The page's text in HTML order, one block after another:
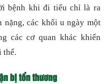
bệnh khi đi tiểu chỉ là ra
nặng, các khối u ngày một
các cơ quan khác khiến
thể.
bị tổn thương